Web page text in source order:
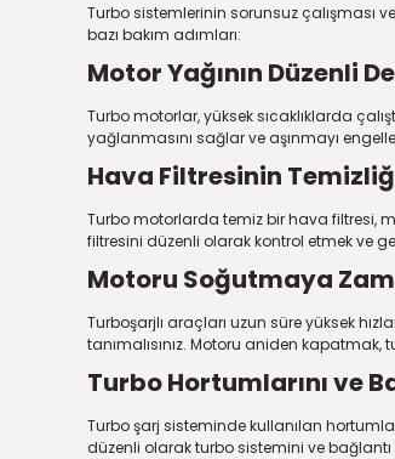
Turbo sistemlerinin sorunsuz çalışması
bazı bakım adımları:
Motor Yağının Düzenli
Turbo motorlar, yüksek sıcaklıklarda
yağlanmasını sağlar ve aşınmayı
Hava Filtresinin
Turbo motorlarda temiz bir hava filtresi,
filtresini düzenli olarak kontrol etmek ve
Motoru Soğutmaya
Turboşarjlı araçları uzun süre yüksek
tanımalısınız. Motoru aniden kapatmak,
Turbo Hortumlarını ve
Turbo şarj sisteminde kullanılan
düzenli olarak turbo sistemini ve bağlantı